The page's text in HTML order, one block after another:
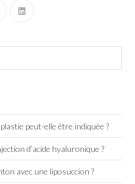
peut-elle être indiquée ?
d’acide hyaluronique ?
avec une liposuccion ?